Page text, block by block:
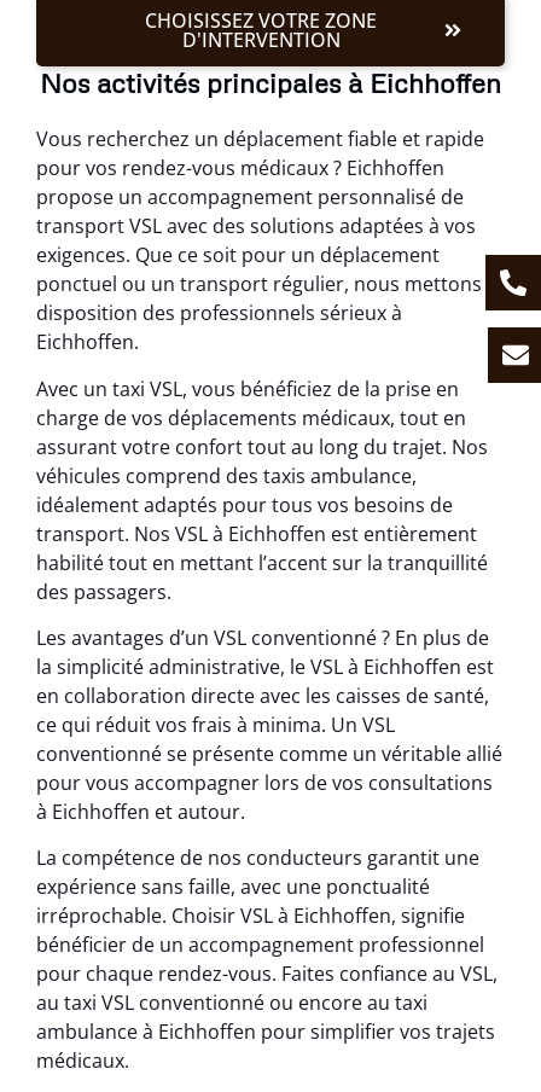
CHOISISSEZ VOTRE ZONE
D'INTERVENTION
Nos activités principales à Eichhoffen
Vous recherchez un déplacement fiable et rapide
pour vos rendez-vous médicaux ? Eichhoffen
propose un accompagnement personnalisé de
transport VSL avec des solutions adaptées à vos
exigences. Que ce soit pour un déplacement
ponctuel ou un transport régulier, nous mettons à
disposition des professionnels sérieux à
Eichhoffen.
Avec un taxi VSL, vous bénéficiez de la prise en
charge de vos déplacements médicaux, tout en
assurant votre confort tout au long du trajet. Nos
véhicules comprend des taxis ambulance,
idéalement adaptés pour tous vos besoins de
transport. Nos VSL à Eichhoffen est entièrement
habilité tout en mettant l’accent sur la tranquillité
des passagers.
Les avantages d’un VSL conventionné ? En plus de
la simplicité administrative, le VSL à Eichhoffen est
en collaboration directe avec les caisses de santé,
ce qui réduit vos frais à minima. Un VSL
conventionné se présente comme un véritable allié
pour vous accompagner lors de vos consultations
à Eichhoffen et autour.
La compétence de nos conducteurs garantit une
expérience sans faille, avec une ponctualité
irréprochable. Choisir VSL à Eichhoffen, signifie
bénéficier de un accompagnement professionnel
pour chaque rendez-vous. Faites confiance au VSL,
au taxi VSL conventionné ou encore au taxi
ambulance à Eichhoffen pour simplifier vos trajets
médicaux.